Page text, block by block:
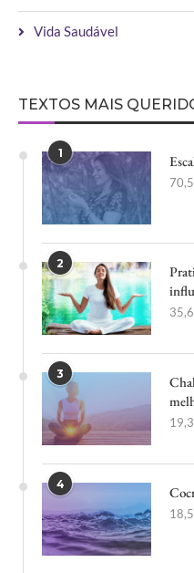
Vida Saudável
TEXTOS MAIS
1
2
3
4